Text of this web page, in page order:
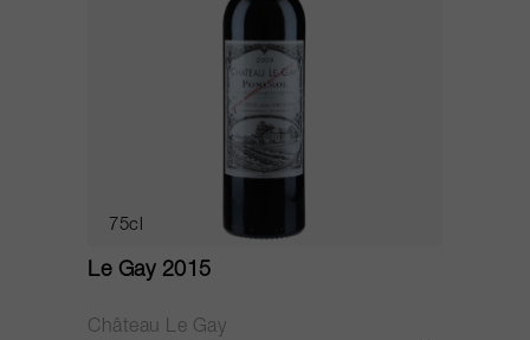
75cl
Le Gay 2015
Château Le Gay